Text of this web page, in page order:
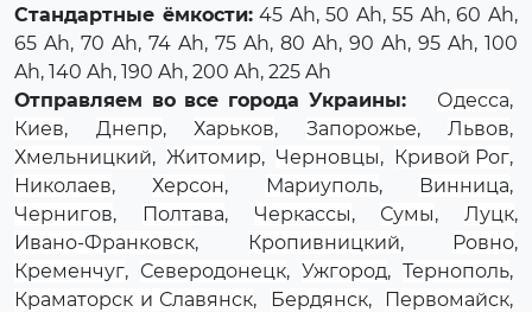
Стандартные ёмкости:45 Ah, 50 Ah, 55 Ah, 60 Ah,
65 Ah, 70 Ah, 74 Ah, 75 Ah, 80 Ah, 90 Ah, 95 Ah, 100
Ah, 140 Ah, 190 Ah, 200 Ah, 225 Ah
Отправляем во все города Украины:
Одесса,
Киев, Днепр, Харьков, Запорожье, Львов,
Хмельницкий, Житомир, Черновцы, Кривой Рог,
Николаев,Херсон, Мариуполь, Винница,
Чернигов, Полтава, Черкассы, Сумы, Луцк,
Ивано-Франковск, Кропивницкий, Ровно,
Кременчуг, Северодонецк, Ужгород, Тернополь,
Краматорск и Славянск, Бердянск, Первомайск,